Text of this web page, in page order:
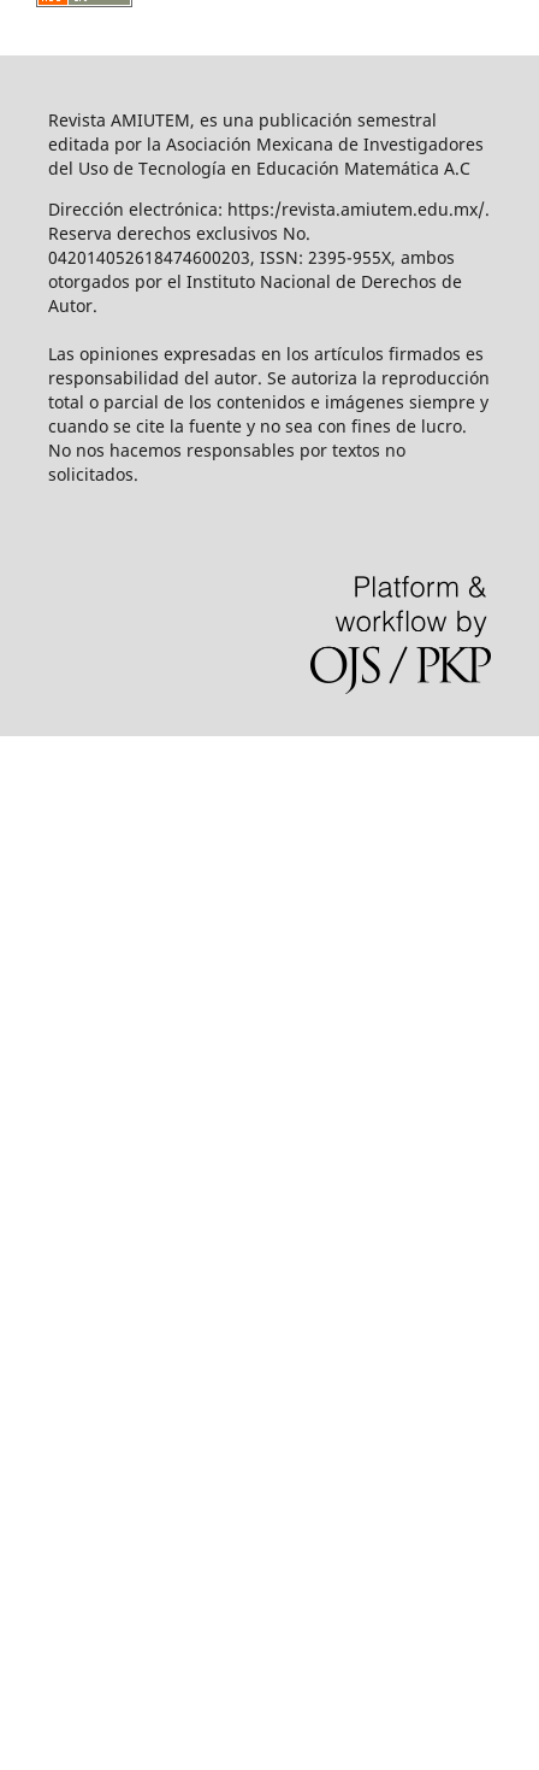
Revista AMIUTEM, es una publicación semestral
editada por la Asociación Mexicana de Investigadores
del Uso de Tecnología en Educación Matemática A.C
Dirección electrónica: https:/revista.amiutem.edu.mx/.
Reserva derechos exclusivos No.
042014052618474600203, ISSN: 2395-955X, ambos
otorgados por el Instituto Nacional de Derechos de
Autor.
Las opiniones expresadas en los artículos firmados es
responsabilidad del autor. Se autoriza la reproducción
total o parcial de los contenidos e imágenes siempre y
cuando se cite la fuente y no sea con fines de lucro.
No nos hacemos responsables por textos no
solicitados.